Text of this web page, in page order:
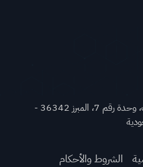
3666 - حي الراشدية الثالث، وحدة رقم 7، المبرز 36342 -
الشروط والأحكام